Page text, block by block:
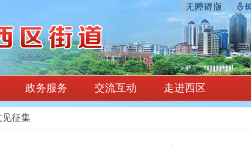
政务服务 交流互动 走进西区
见征集